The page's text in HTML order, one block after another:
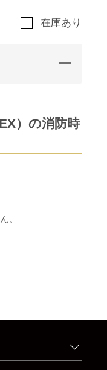
在庫あり
）の消防時
。